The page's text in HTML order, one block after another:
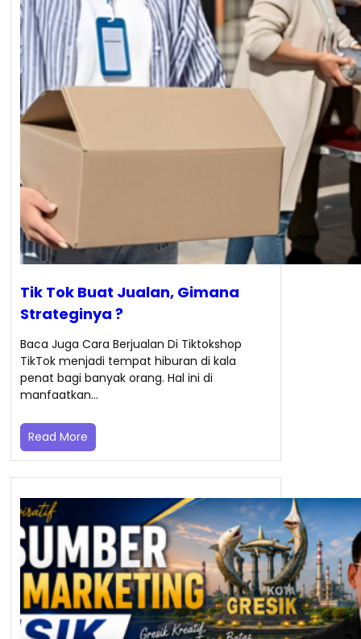
Tik Tok Buat Jualan, Gimana
Strateginya ?
Baca Juga Cara Berjualan Di Tiktokshop
TikTok menjadi tempat hiburan di kala
penat bagi banyak orang. Hal ini di
manfaatkan…
Read More